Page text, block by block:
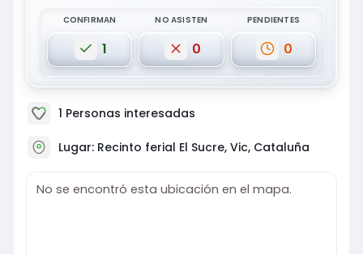
feria con comodidad.
CONFIRMAN NO ASISTEN PENDIENTES
1 0 0
1 Personas interesadas
Lugar: Recinto ferial El Sucre, Vic, Cataluña
No se encontró esta ubicación en el mapa.